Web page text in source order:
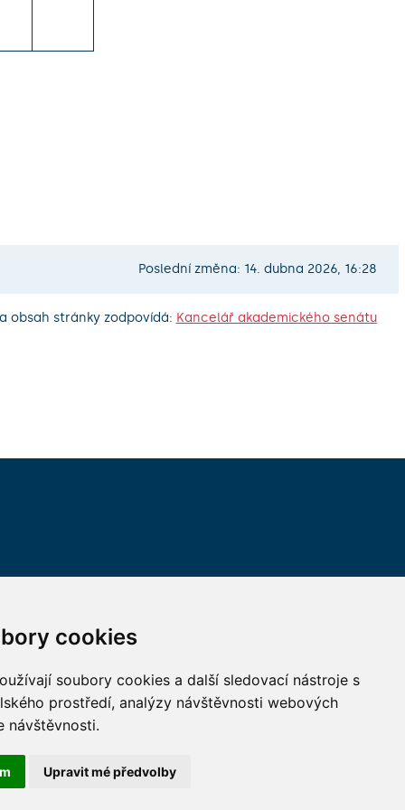
cookies
soubory cookies a další sledovací nástroje s
prostředí, analýzy návštěvnosti webových
návštěvnosti.
Upravit mé předvolby
Poslední změna: 14. dubna 2026, 16:28
obsah stránky zodpovídá: Kancelář akademického senátu
JAK K NÁM?